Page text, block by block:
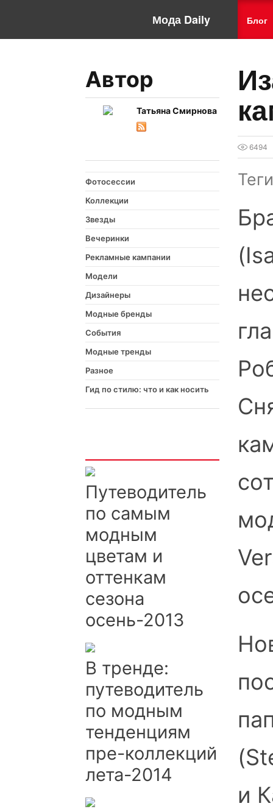
Мода Daily Блог
Автор
Татьяна Смирнова
Фотосессии
Коллекции
Звезды
Вечеринки
Рекламные кампании
Модели
Дизайнеры
Модные бренды
События
Модные тренды
Разное
Гид по стилю: что и как носить
Путеводитель
по самым
модным
цветам и
оттенкам
сезона
осень-2013
В тренде:
путеводитель
по модным
тенденциям
пре-коллекций
лета-2014
6494
и